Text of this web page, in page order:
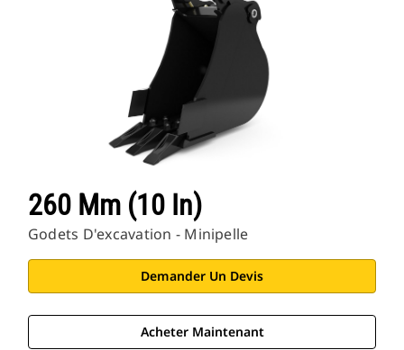
260 Mm (10 In)
Godets D'excavation - Minipelle
Demander Un Devis
Acheter Maintenant